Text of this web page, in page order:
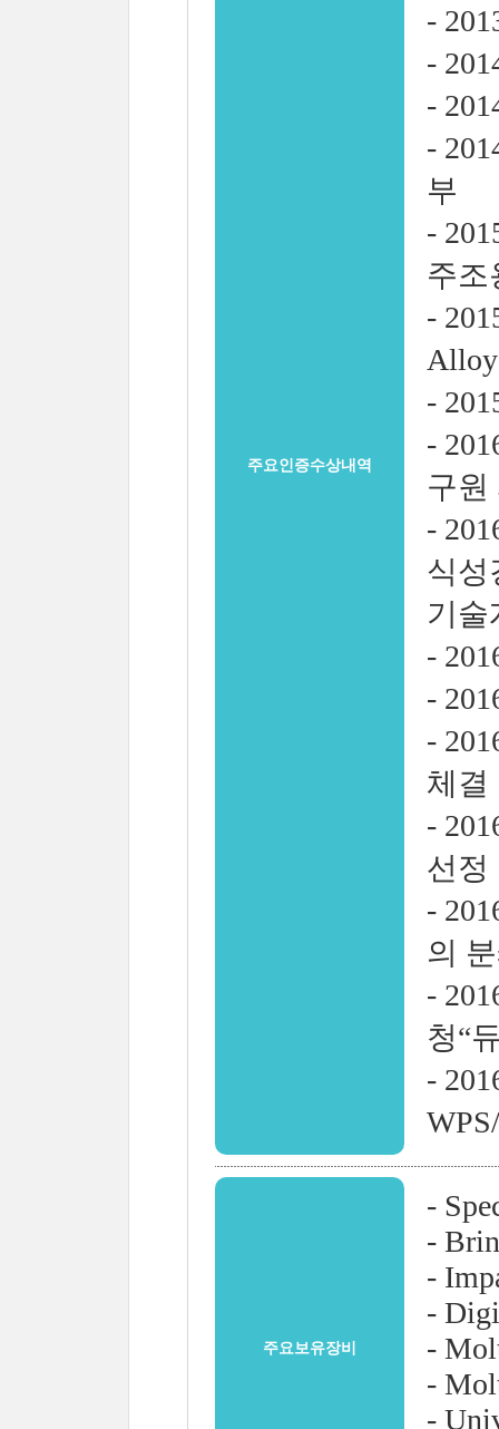
주요인증수상내역
-
-
-
-
부
-
주조
-
-
-
구원
-
식성
기술
-
-
-
체결
-
선정
-
의
-
청“
-
주요보유장비
-
-
-
-
-
-
-